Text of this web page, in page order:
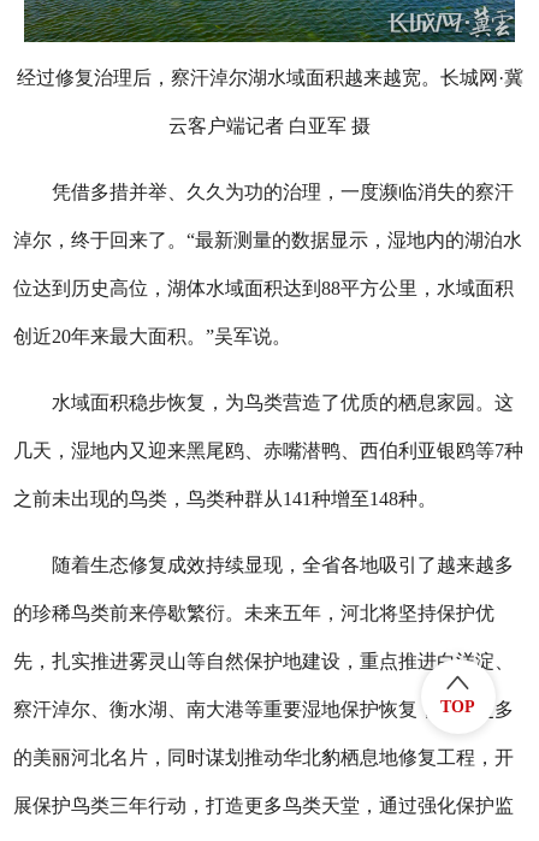
经过修复治理后，察汗淖尔湖水域面积越来越宽。长城网·冀
云客户端记者 白亚军 摄
凭借多措并举、久久为功的治理，一度濒临消失的察汗
淖尔，终于回来了。“最新测量的数据显示，湿地内的湖泊水
位达到历史高位，湖体水域面积达到88平方公里，水域面积
创近20年来最大面积。”吴军说。
水域面积稳步恢复，为鸟类营造了优质的栖息家园。这
几天，湿地内又迎来黑尾鸥、赤嘴潜鸭、西伯利亚银鸥等7种
之前未出现的鸟类，鸟类种群从141种增至148种。
随着生态修复成效持续显现，全省各地吸引了越来越多
的珍稀鸟类前来停歇繁衍。未来五年，河北将坚持保护优
先，扎实推进雾灵山等自然保护地建设，重点推进白洋淀、
察汗淖尔、衡水湖、南大港等重要湿地保护恢复，打造更多
的美丽河北名片，同时谋划推动华北豹栖息地修复工程，开
展保护鸟类三年行动，打造更多鸟类天堂，通过强化保护监
TOP